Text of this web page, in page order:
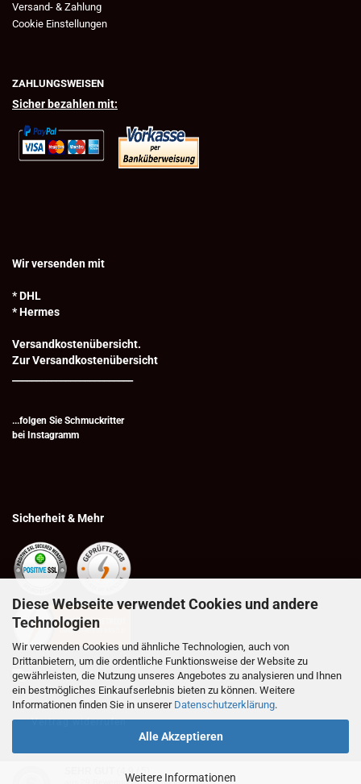
Diese Webseite verwendet Cookies und andere
Technologien
Wir verwenden Cookies und ähnliche Technologien, auch von
Drittanbietern, um die ordentliche Funktionsweise der Website zu
gewährleisten, die Nutzung unseres Angebotes zu analysieren und Ihnen
ein bestmögliches Einkaufserlebnis bieten zu können. Weitere
Informationen finden Sie in unserer Datenschutzerklärung.
Alle Akzeptieren
Weitere Informationen
Versand- & Zahlung
Cookie Einstellungen
ZAHLUNGSWEISEN
Sicher bezahlen mit:
Wir versenden mit
* DHL
* Hermes
Versandkostenübersicht.
Zur Versandkostenübersicht
...folgen Sie Schmuckritter
bei Instagramm
Sicherheit & Mehr
Vertrag widerrufen
(4.9 / 5)
Bewertungen bei: google.com ⓘ